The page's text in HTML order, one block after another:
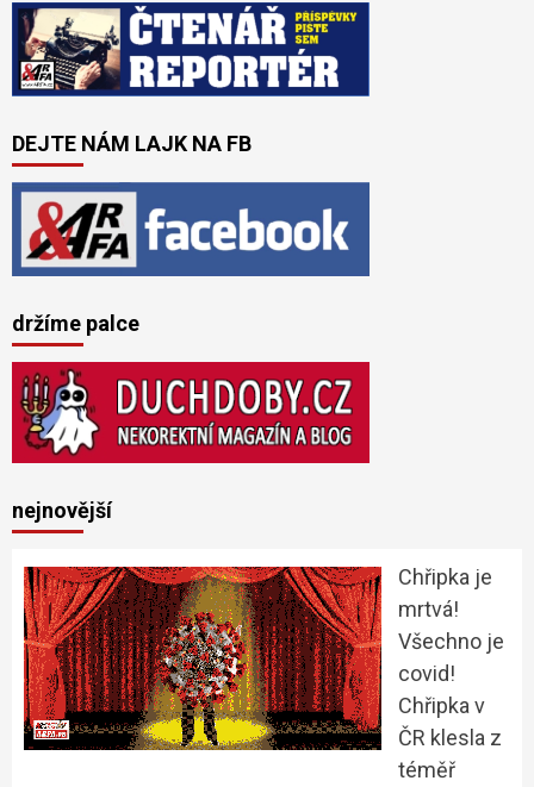
DEJTE NÁM LAJK NA FB
držíme palce
nejnovější
Chřipka je
mrtvá!
Všechno je
covid!
Chřipka v
ČR klesla z
téměř